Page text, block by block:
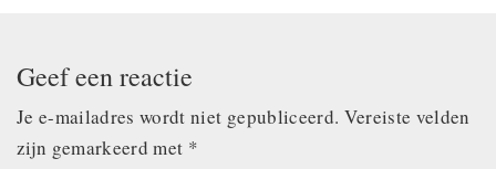
Geef een reactie
Je e-mailadres wordt niet gepubliceerd. Vereiste velden
zijn gemarkeerd met *